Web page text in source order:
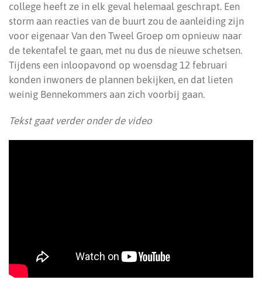
college heeft ze in elk geval helemaal geschrapt. Een
storm aan reacties van de buurt zou de aanleiding zijn
voor eigenaar Van den Tweel Groep om opnieuw naar
de tekentafel te gaan, met nu dus de nieuwe schetsen.
Tijdens een inloopavond op woensdag 12 februari
konden inwoners de plannen bekijken, en dat lieten
weinig Bennekommers aan zich voorbij gaan.
Tekst gaat verder onder de video